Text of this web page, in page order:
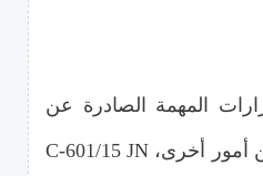
المهمة الصادرة عن
محكمة العدل التابعة للاتحاد الأوروبي، مثل، من بين أمور أخرى، C-601/15 JN